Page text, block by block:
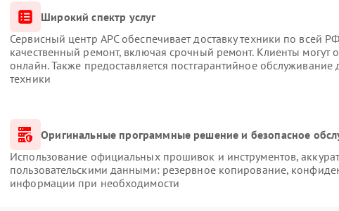
Широкий спектр услуг
Сервисный центр APC обеспечивает доставку техники по всей
качественный ремонт, включая срочный ремонт. Клиенты могут
онлайн. Также предоставляется постгарантийное
техники
Оригинальные программные решение и безопасное
Использование официальных прошивок и инструментов,
пользовательскими данными: резервное копирование,
информации при необходимости